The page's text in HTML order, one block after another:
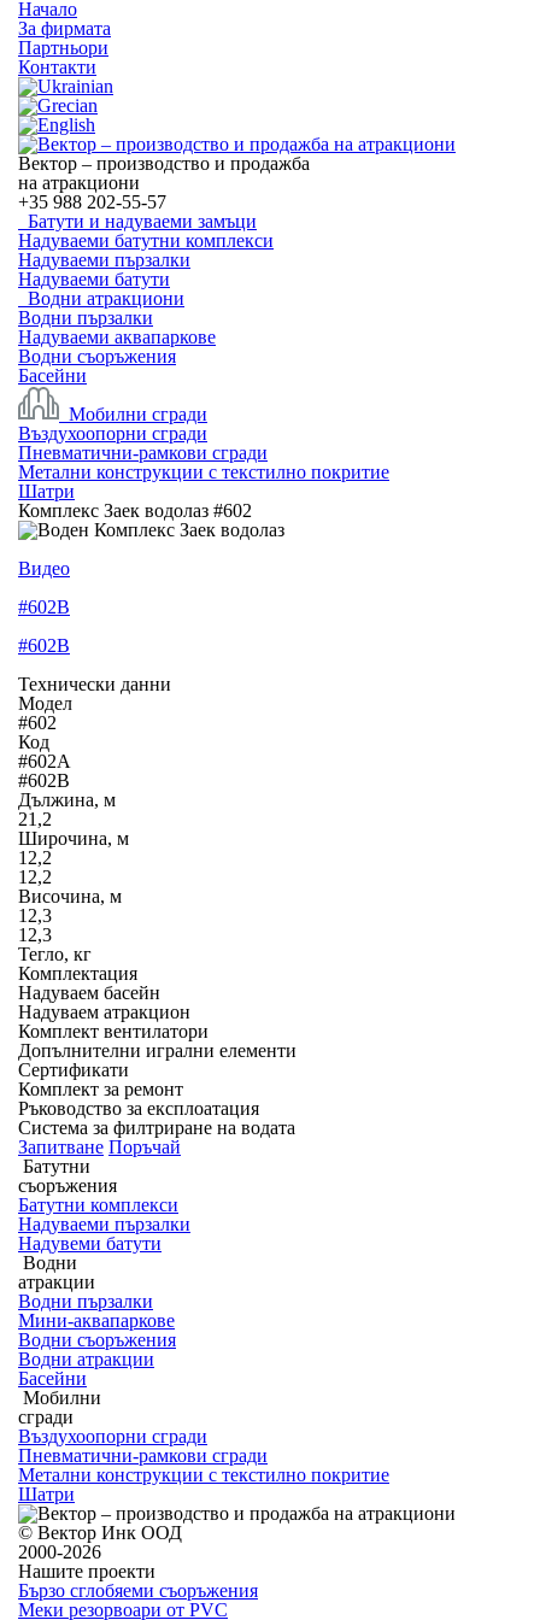
Начало
За фирмата
Партньори
Контакти
Вектор – производство и продажба
на атракциони
+35 988 202-55-57
Батути и надуваеми замъци
Надуваеми батутни комплекси
Надуваеми пързалки
Надуваеми батути
Водни атракциони
Водни пързалки
Надуваеми аквапаркове
Водни съоръжения
Басейни
Мобилни сгради
Въздухоопорни сгради
Пневматични-рамкови сгради
Метални конструкции с текстилно покритие
Шатри
Комплекс Заек водолаз #602
Видео
#602B
#602B
Технически данни
Модел
#602
Код
#602A
#602B
Дължина, м
21,2
Широчина, м
12,2
12,2
Височина, м
12,3
12,3
Тегло, кг
Комплектация
Надуваем басейн
Надуваем атракцион
Комплект вентилатори
Допълнителни игрални елементи
Сертификати
Комплект за ремонт
Ръководство за експлоатация
Система за филтриране на водата
Запитване Поръчай
Батутни
съоръжения
Батутни комплекси
Надуваеми пързалки
Надувеми батути
Водни
атракции
Водни пързалки
Мини-аквапаркове
Водни съоръжения
Водни атракции
Басейни
Мобилни
сгради
Въздухоопорни сгради
Пневматични-рамкови сгради
Метални конструкции с текстилно покритие
Шатри
© Вектор Инк ООД
2000-2026
Нашите проекти
Бързо сглобяеми съоръжения
Меки резорвоари от PVC